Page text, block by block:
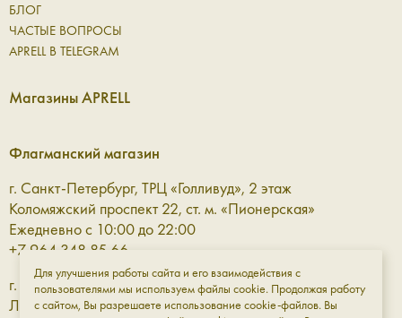
БЛОГ
ЧАСТЫЕ ВОПРОСЫ
APRELL В TELEGRAM
Магазины APRELL
Флагманский магазин
г. Санкт-Петербург, ТРЦ «Голливуд», 2 этаж
Коломяжский проспект 22, ст. м. «Пионерская»
Ежедневно с 10:00 до 22:00
+7 964 348 85 66
г. Санкт-Петербург, ТРЦ «Галерея» 3 этаж
Лиговский проспект, 30а, ст. м. «Площадь Восстания»
Для улучшения работы сайта и его взаимодействия с
пользователями мы используем файлы cookie. Продолжая работу
с сайтом, Вы разрешаете использование cookie-файлов. Вы